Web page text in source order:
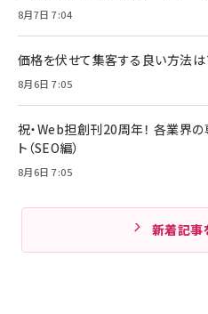
8月7日 7:04
価格を伏せて集客する良い方法は
8月6日 7:05
祝・Web担創刊20周年！ 各業界
ト（SEO編）
8月6日 7:05
新着記事